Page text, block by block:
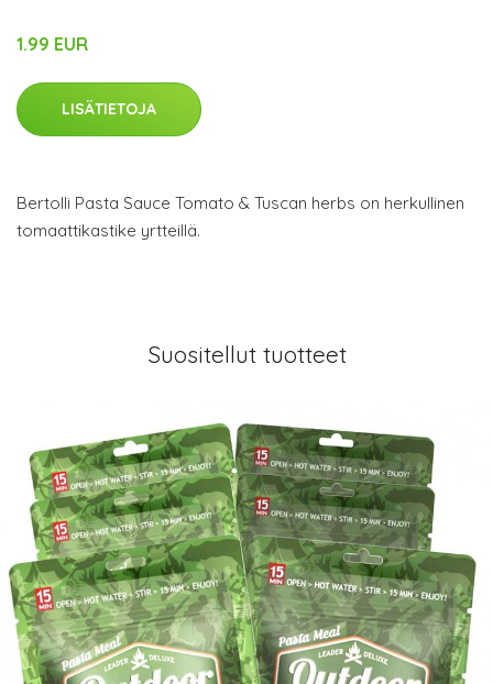
1.99 EUR
LISÄTIETOJA
Bertolli Pasta Sauce Tomato & Tuscan herbs on herkullinen
tomaattikastike yrtteillä.
Suositellut tuotteet